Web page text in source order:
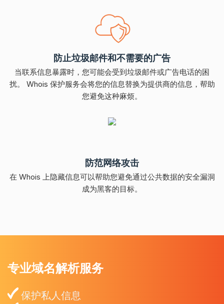
防止垃圾邮件和不需要的广告
当联系信息暴露时，您可能会受到垃圾邮件或广告电话的困
扰。 Whois 保护服务会将您的信息替换为提供商的信息，帮助
您避免这种麻烦。
防范网络攻击
在 Whois 上隐藏信息可以帮助您避免通过公共数据的安全漏洞
成为黑客的目标。
专业域名解析服务
保护私人信息